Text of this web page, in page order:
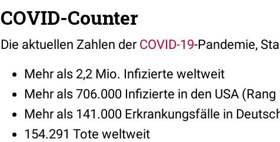
COVID-Counter
Die aktuellen Zahlen der COVID-19-Pandemie,
Mehr als 2,2 Mio. Infizierte weltweit
Mehr als 706.000 Infizierte in den USA (Rang
Mehr als 141.000 Erkrankungsfälle in
154.291 Tote weltweit